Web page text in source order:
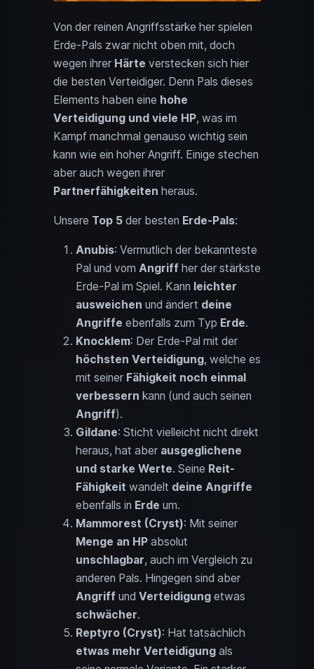
Von der reinen Angriffsstärke her spielen
Erde-Pals zwar nicht oben mit, doch
wegen ihrer Härte verstecken sich hier
die besten Verteidiger. Denn Pals dieses
Elements haben eine hohe
Verteidigung und viele HP, was im
Kampf manchmal genauso wichtig sein
kann wie ein hoher Angriff. Einige stechen
aber auch wegen ihrer
Partnerfähigkeiten heraus.
Unsere Top 5 der besten Erde-Pals:
Anubis: Vermutlich der bekannteste
Pal und vom Angriff her der stärkste
Erde-Pal im Spiel. Kann leichter
ausweichen und ändert deine
Angriffe ebenfalls zum Typ Erde.
Knocklem: Der Erde-Pal mit der
höchsten Verteidigung, welche es
mit seiner Fähigkeit noch einmal
verbessern kann (und auch seinen
Angriff).
Gildane: Sticht vielleicht nicht direkt
heraus, hat aber ausgeglichene
und starke Werte. Seine Reit-
Fähigkeit wandelt deine Angriffe
ebenfalls in Erde um.
Mammorest (Cryst): Mit seiner
Menge an HP absolut
unschlagbar, auch im Vergleich zu
anderen Pals. Hingegen sind aber
Angriff und Verteidigung etwas
schwächer.
Reptyro (Cryst): Hat tatsächlich
etwas mehr Verteidigung als